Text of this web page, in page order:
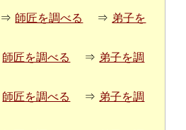
⇒ 師匠を調べる ⇒ 弟子を
師匠を調べる ⇒ 弟子を調
師匠を調べる ⇒ 弟子を調